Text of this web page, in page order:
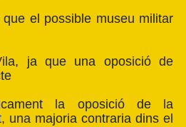
el possible museu militar
ja que una oposició de
la oposició de la
una majoria contraria dins el